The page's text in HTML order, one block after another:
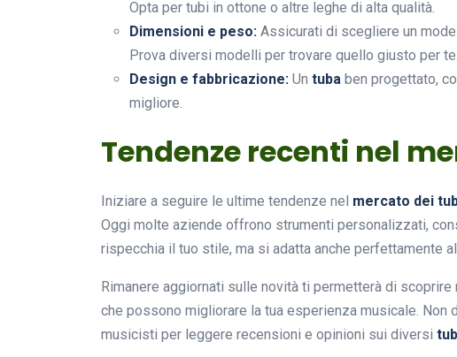
Opta per tubi in ottone o altre leghe di alta qualità.
Dimensioni e peso: Assicurati di scegliere un
Prova diversi modelli per trovare quello giusto per te.
Design e fabbricazione: Un tuba ben progettato,
migliore.
Tendenze recenti nel
Iniziare a seguire le ultime tendenze nel mercato dei
Oggi molte aziende offrono strumenti personalizzati,
rispecchia il tuo stile, ma si adatta anche perfettamente
Rimanere aggiornati sulle novità ti permetterà di
che possono migliorare la tua esperienza musicale.
musicisti per leggere recensioni e opinioni sui diversi